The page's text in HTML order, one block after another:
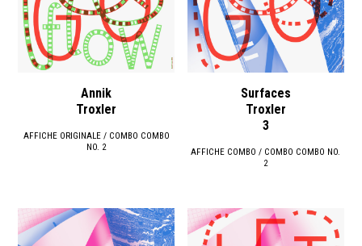
Annik
Troxler
AFFICHE ORIGINALE / COMBO COMBO
NO. 2
Surfaces
Troxler
3
AFFICHE COMBO / COMBO COMBO NO.
2